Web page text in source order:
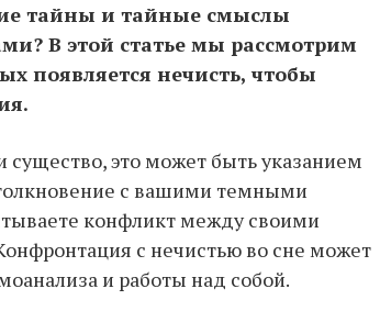
тайны и тайные смыслы
В этой статье мы рассмотрим
появляется нечисть, чтобы
это может быть указанием
с вашими темными
конфликт между своими
с нечистью во сне может
и работы над собой.